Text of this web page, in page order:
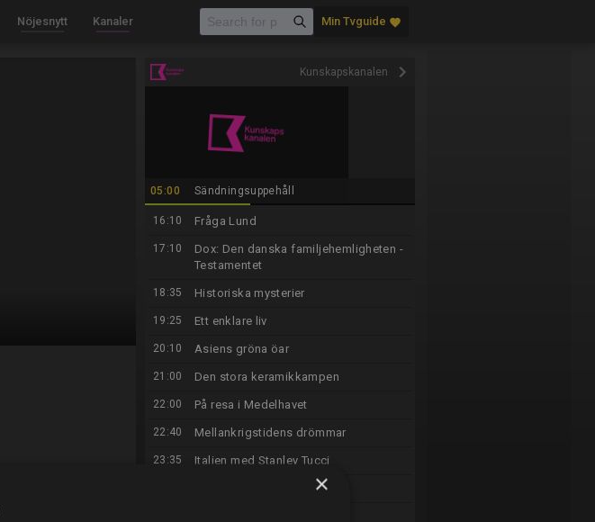
Nöjesnytt Kanaler Min Tvguide favorite
Kunskapskanalen keyboard_arrow_right
05:00 Sändningsuppehåll
16:10 Fråga Lund
17:10
Dox: Den danska familjehemligheten -
Testamentet
18:35 Historiska mysterier
19:25 Ett enklare liv
20:10 Asiens gröna öar
21:00 Den stora keramikkampen
22:00 På resa i Medelhavet
22:40 Mellankrigstidens drömmar
23:35 Italien med Stanley Tucci
×